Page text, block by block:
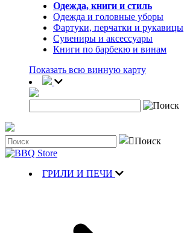
Одежда, книги и стиль
Одежда и головные уборы
Фартуки, перчатки и рукавицы
Сувениры и аксессуары
Книги по барбекю и винам
Показать всю винную карту
ГРИЛИ И ПЕЧИ